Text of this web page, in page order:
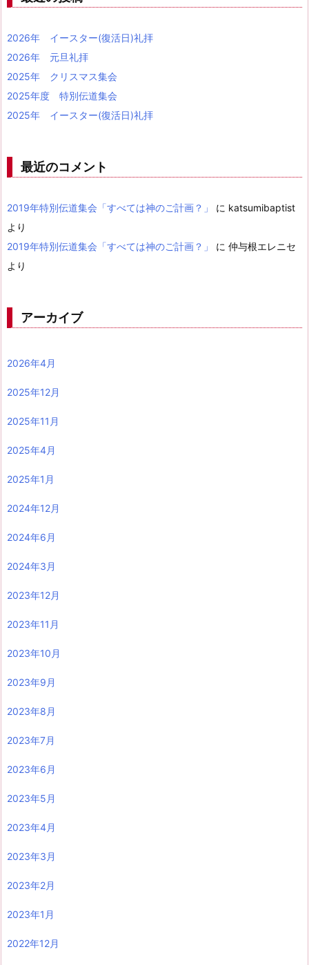
2026年 イースター(復活日)礼拝
2026年 元旦礼拝
2025年 クリスマス集会
2025年度 特別伝道集会
2025年 イースター(復活日)礼拝
最近のコメント
2019年特別伝道集会「すべては神のご計画？」 に katsumibaptist
より
2019年特別伝道集会「すべては神のご計画？」
に 仲与根エレニセ
より
アーカイブ
2026年4月
2025年12月
2025年11月
2025年4月
2025年1月
2024年12月
2024年6月
2024年3月
2023年12月
2023年11月
2023年10月
2023年9月
2023年8月
2023年7月
2023年6月
2023年5月
2023年4月
2023年3月
2023年2月
2023年1月
2022年12月